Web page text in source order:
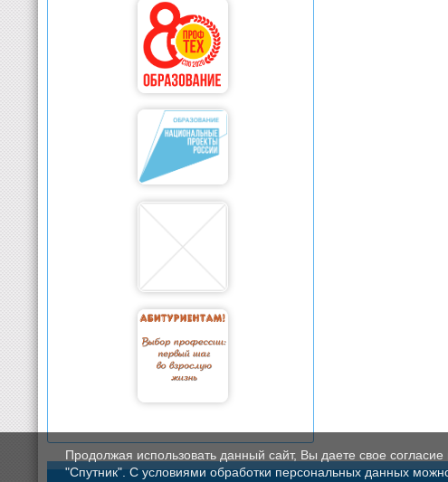
Продолжая использовать данный сайт, Вы даете свое
"Спутник". С условиями обработки персональных данных